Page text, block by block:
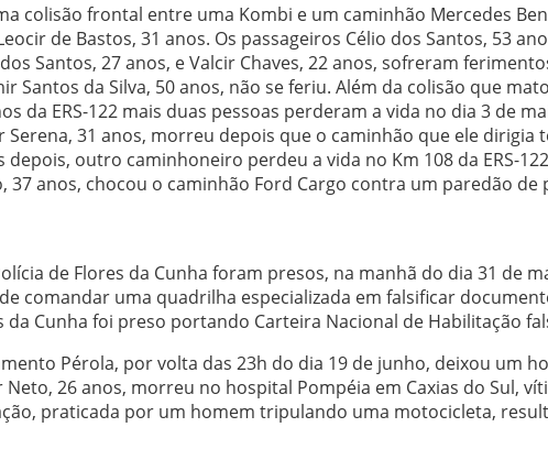
colisão frontal entre uma Kombi e um caminhão Mercedes
de Bastos, 31 anos. Os passageiros Célio dos Santos, 53
Santos, 27 anos, e Valcir Chaves, 22 anos, sofreram
Santos da Silva, 50 anos, não se feriu. Além da colisão que
da ERS-122 mais duas pessoas perderam a vida no dia 3 de
Serena, 31 anos, morreu depois que o caminhão que ele dirigia
depois, outro caminhoneiro perdeu a vida no Km 108 da ERS-
37 anos, chocou o caminhão Ford Cargo contra um paredão de
de Flores da Cunha foram presos, na manhã do dia 31 de
comandar uma quadrilha especializada em falsificar
Cunha foi preso portando Carteira Nacional de Habilitação
Pérola, por volta das 23h do dia 19 de junho, deixou um
26 anos, morreu no hospital Pompéia em Caxias do Sul,
praticada por um homem tripulando uma motocicleta,